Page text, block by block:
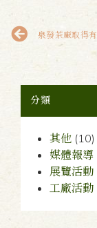
分類
其他 (10)
媒體報導
展覽活動
工廠活動